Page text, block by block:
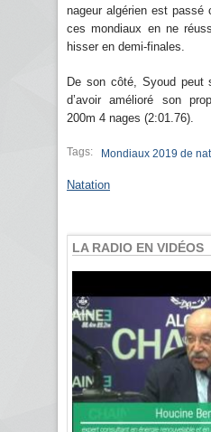
nageur algérien est passé
ces mondiaux en ne
hisser en demi-finales.
De son côté, Syoud peut
d’avoir amélioré son
200m 4 nages (2:01.76).
Tags: Mondiaux 2019 de
Natation
LA RADIO EN VIDÉOS